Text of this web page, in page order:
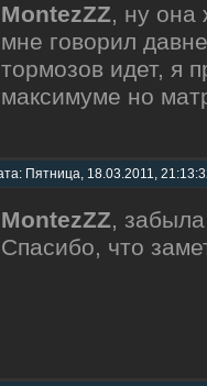
MontezZZ, ну
мне говорил
тормозов идет, я
максимуме но
Пятница, 18.03.2011,
MontezZZ,
Спасибо, что